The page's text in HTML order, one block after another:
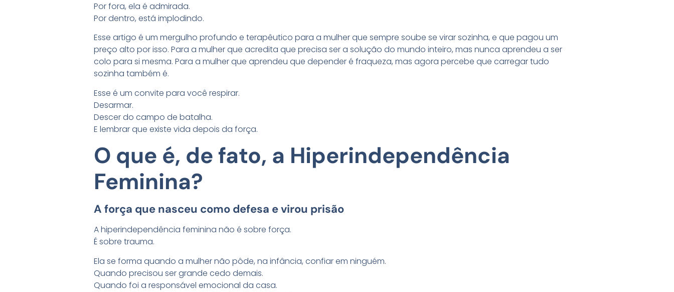
Por fora, ela é admirada.
Por dentro, está implodindo.
Esse artigo é um mergulho profundo e terapêutico para a mulher que sempre soube se virar sozinha, e que pagou um
preço alto por isso. Para a mulher que acredita que precisa ser a solução do mundo inteiro, mas nunca aprendeu a ser
colo para si mesma. Para a mulher que aprendeu que depender é fraqueza, mas agora percebe que carregar tudo
sozinha também é.
Esse é um convite para você respirar.
Desarmar.
Descer do campo de batalha.
E lembrar que existe vida depois da força.
O que é, de fato, a Hiperindependência
Feminina?
A força que nasceu como defesa e virou prisão
A hiperindependência feminina não é sobre força.
É sobre trauma.
Ela se forma quando a mulher não pôde, na infância, confiar em ninguém.
Quando precisou ser grande cedo demais.
Quando foi a responsável emocional da casa.